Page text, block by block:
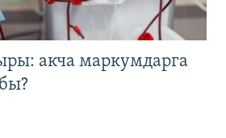
акча маркумдарга